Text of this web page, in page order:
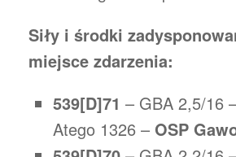
Siły i środki
miejsce zdarzenia:
539[D]71 – GBA 2,5/16
Atego 1326 – OSP